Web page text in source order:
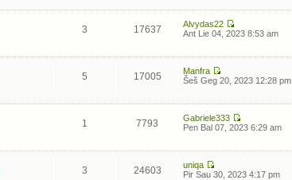
3 17637
Alvydas22
Ant Lie 04, 2023 8:53 am
5 17005
Manfra
Šeš Geg 20, 2023 12:28 pm
1 7793
Gabriele333
Pen Bal 07, 2023 6:29 am
3 24603
uniqa
Pir Sau 30, 2023 4:17 pm